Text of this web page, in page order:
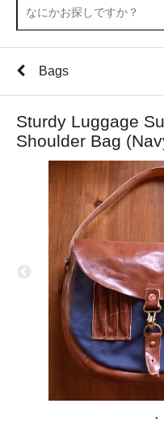
Bags
Sturdy Luggage
Shoulder Bag